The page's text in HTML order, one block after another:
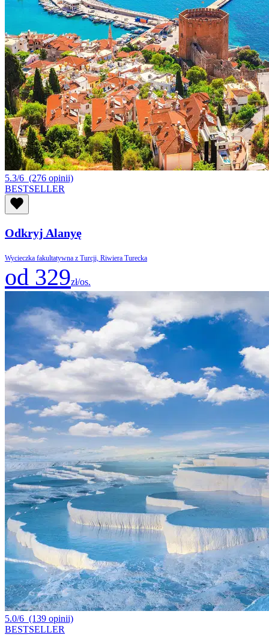
5.3/6 (276 opinii)
BESTSELLER
Odkryj Alanyę
Wycieczka fakultatywna z Turcji, Riwiera Turecka
od 329zł/os.
5.0/6 (139 opinii)
BESTSELLER